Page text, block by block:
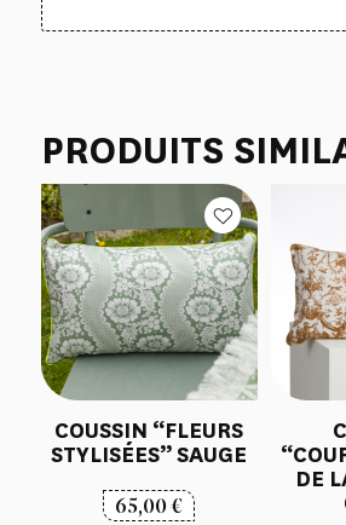
PRODUITS
COUSSIN “FLEURS
STYLISÉES” SAUGE
65,00€
DE